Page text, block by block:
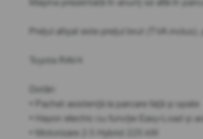
Prețul afișat este prețul brut (TVA
Toyota RAV4
Dotări:
• Pachet asistență la parcare față și spate
• Hayon electric cu funcție Easy-Load și
• Motorizare 2.5 Hybrid 225 kW